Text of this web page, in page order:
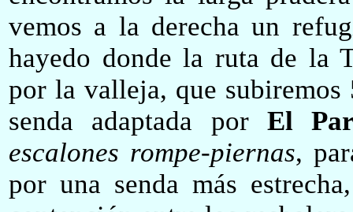
vemos a la derecha un
hayedo donde la ruta de la
por la valleja, que
senda adaptada por El
escalones rompe-piernas,
por una senda más